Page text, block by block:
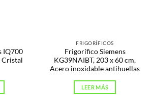
IQ700
Cristal
FRIGORÍFICOS
Frigorífico Siemens
KG39NAIBT, 203 x 60 cm,
Acero inoxidable antihuellas
LEER MÁS